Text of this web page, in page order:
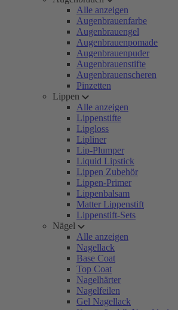
Alle anzeigen
Augenbrauenfarbe
Augenbrauengel
Augenbrauenpomade
Augenbrauenpuder
Augenbrauenstifte
Augenbrauenscheren
Pinzetten
Lippen
Alle anzeigen
Lippenstifte
Lipgloss
Lipliner
Lip-Plumper
Liquid Lipstick
Lippen Zubehör
Lippen-Primer
Lippenbalsam
Matter Lippenstift
Lippenstift-Sets
Nägel
Alle anzeigen
Nagellack
Base Coat
Top Coat
Nagelhärter
Nagelfeilen
Gel Nagellack